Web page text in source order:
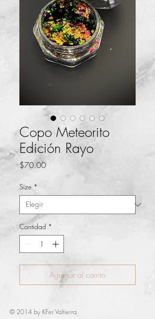
Copo Meteorito
Edición Rayo
$70.00Precio
Size *
Cantidad *
Agregar al carrito
© 2014 by KFer Valtierra